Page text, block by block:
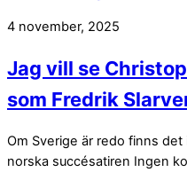
4 november, 2025
Jag vill se
som Fredrik
Om Sverige är redo finns
norska succésatiren Ingen